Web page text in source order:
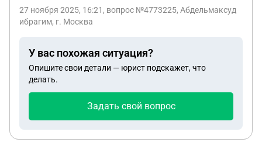
27 ноября 2025, 16:21 , вопрос №4773225, Абдельмаксуд
ибрагим, г. Москва
У вас похожая ситуация?
Опишите свои детали — юрист подскажет, что
делать.
Задать свой вопрос